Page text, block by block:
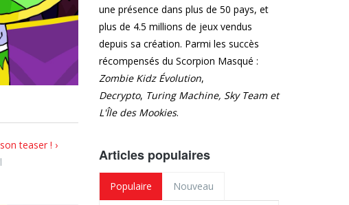
teaser ! ›
une présence dans plus de 50 pays, et
plus de 4.5 millions de jeux vendus
depuis sa création. Parmi les succès
récompensés du Scorpion Masqué :
Zombie Kidz Évolution,
Decrypto, Turing Machine, Sky Team et
L'Île des Mookies.
Articles populaires
Populaire Nouveau